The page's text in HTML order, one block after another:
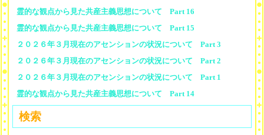
霊的な観点から見た共産主義思想について Part 16
霊的な観点から見た共産主義思想について Part 15
２０２６年３月現在のアセンションの状況について Part 3
２０２６年３月現在のアセンションの状況について Part 2
２０２６年３月現在のアセンションの状況について Part 1
霊的な観点から見た共産主義思想について Part 14
検索